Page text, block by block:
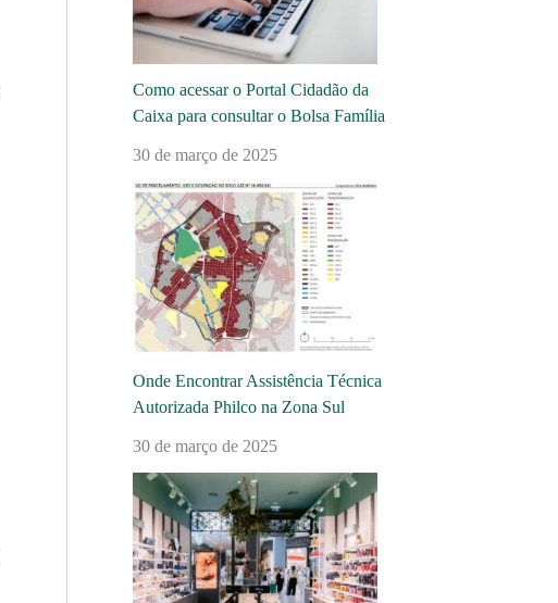
Como acessar o Portal Cidadão da
Caixa para consultar o Bolsa Família
30 de março de 2025
Onde Encontrar Assistência Técnica
Autorizada Philco na Zona Sul
30 de março de 2025